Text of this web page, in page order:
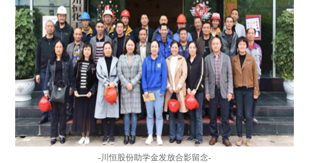
-川恒股份助学金发放合影留念-